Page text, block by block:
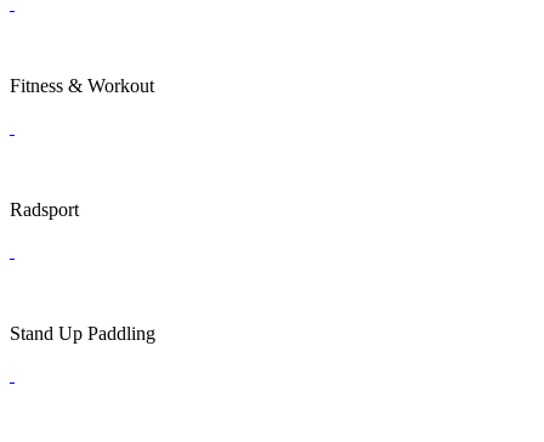
Fitness & Workout
Radsport
Stand Up Paddling